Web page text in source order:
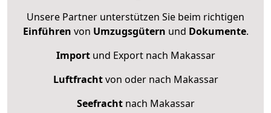
Unsere Partner unterstützen Sie beim richtigen
Einführen von Umzugsgütern und Dokumente.
Importund Export nach Makassar
Luftfrachtvon oder nach Makassar
Seefrachtnach Makassar